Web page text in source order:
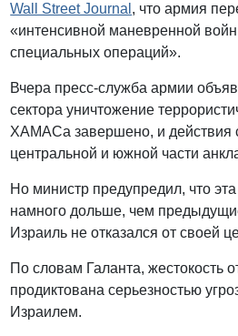
Wall Street Journal , что армия
«интенсивной маневренной
специальных операций».
Вчера пресс-служба армии
сектора уничтожение
ХАМАСа завершено, и действия
центральной и южной части
Но министр предупредил, что
намного дольше, чем
Израиль не отказался от своей
По словам Галанта, жестокость
продиктована серьезностью
Израилем.